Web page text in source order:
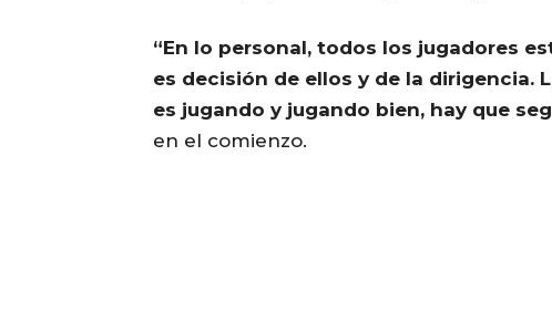
“En lo personal, todos los jugadores
es decisión de ellos y de la dirigencia.
es jugando y jugando bien, hay que
en el comienzo.